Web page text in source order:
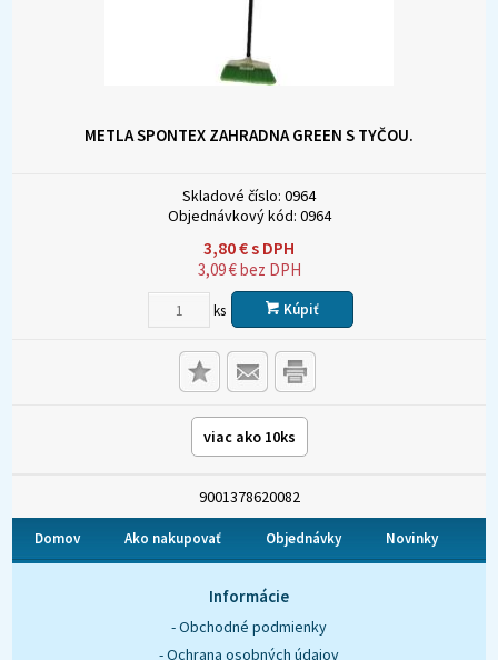
METLA SPONTEX ZAHRADNA GREEN S TYČOU.
Skladové číslo: 0964
Objednávkový kód: 0964
3,80€s DPH
3,09€bez DPH
ks Kúpiť
viac ako 10ks
9001378620082
Domov Ako nakupovať Objednávky Novinky
Informácie
- Obchodné podmienky
- Ochrana osobných údajov